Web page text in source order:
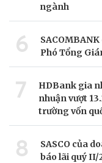
ngành
6
Phó Tổng
7
HDBank gia
nhuận vượt
trường vốn
8
SASCO của
báo lãi quý II/